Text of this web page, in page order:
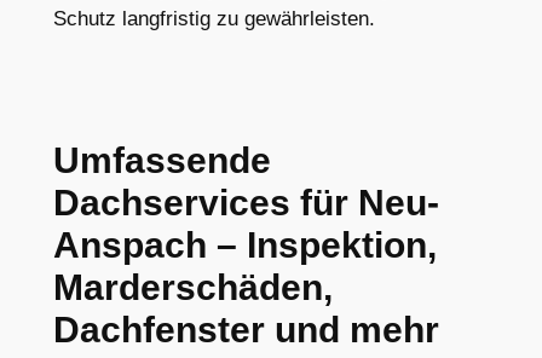
Schutz langfristig zu gewährleisten.
Umfassende
Dachservices für Neu-
Anspach – Inspektion,
Marderschäden,
Dachfenster und mehr